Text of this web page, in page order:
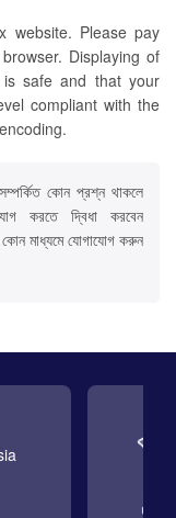
website. Please pay
Displaying of
safe and that your
compliant with the
কোন প্রশ্ন থাকলে
করতে দ্বিধা করবেন
মাধ্যমে যোগাযোগ করুন